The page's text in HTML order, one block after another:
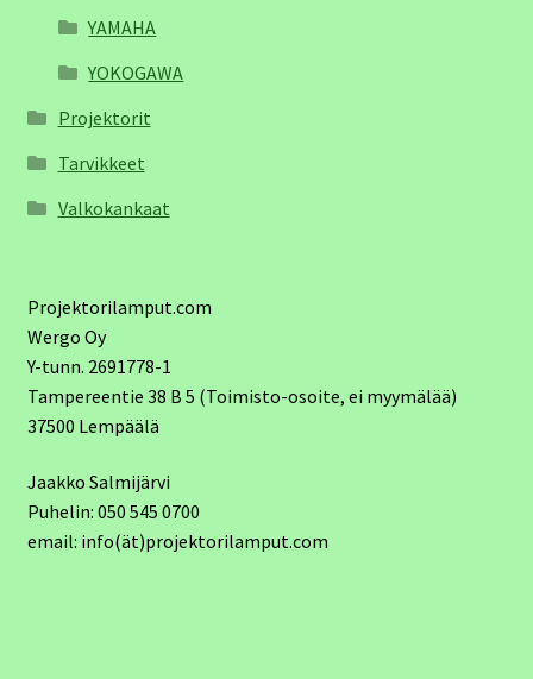
YAMAHA
YOKOGAWA
Projektorit
Tarvikkeet
Valkokankaat
Projektorilamput.com
Wergo Oy
Y-tunn. 2691778-1
Tampereentie 38 B 5 (Toimisto-osoite, ei myymälää)
37500 Lempäälä
Jaakko Salmijärvi
Puhelin: 050 545 0700
email: info(ät)projektorilamput.com